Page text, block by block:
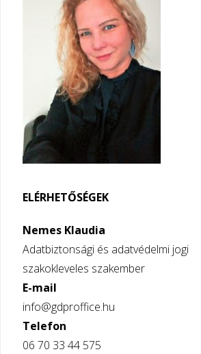
ELÉRHETŐSÉGEK
Nemes Klaudia
Adatbiztonsági és adatvédelmi jogi
szakokleveles szakember
E-mail
info@gdproffice.hu
Telefon
06 70 33 44 575